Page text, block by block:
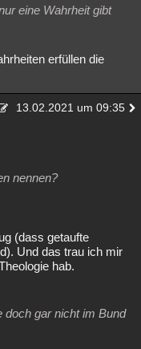
eine Wahrheit gibt
erfüllen die
13.02.2021 um 09:35
nennen?
(dass getaufte
Und das trau ich mir
hab.
doch gar nicht im Bund